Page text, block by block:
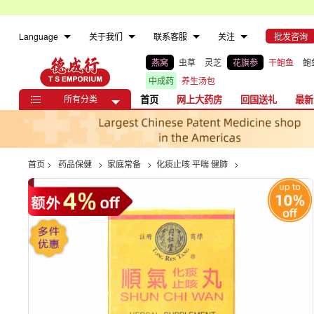
Language 关于我们 联系客服 关注 批发咨询
燕窝 虫草 灵芝 花旗参 干鲍鱼
鲍
中成药
养生汤包
 所有分类 首页 网上大药房 回国送礼 最
首页 > 药品保健 > 家庭常备 > 化痰止咳 平喘 健肺 >